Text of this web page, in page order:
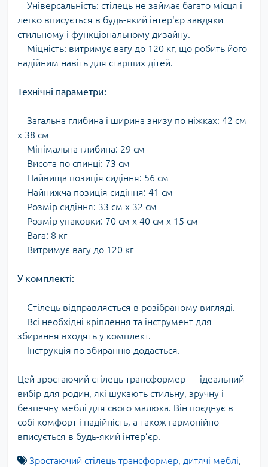
Універсальність: стілець не займає багато місця і
легко вписується в будь-який інтер'єр завдяки
стильному і функціональному дизайну.
Міцність: витримує вагу до 120 кг, що робить його
надійним навіть для старших дітей.
Технічні параметри:
Загальна глибина і ширина знизу по ніжках: 42 см
х 38 см
Мінімальна глибина: 29 см
Висота по спинці: 73 см
Найвища позиція сидіння: 56 см
Найнижча позиція сидіння: 41 см
Розмір сидіння: 33 см х 32 см
Розмір упаковки: 70 см х 40 см х 15 см
Вага: 8 кг
Витримує вагу до 120 кг
У комплекті:
Стілець відправляється в розібраному вигляді.
Всі необхідні кріплення та інструмент для
збирання входять у комплект.
Інструкція по збиранню додається.
Цей зростаючий стілець трансформер — ідеальний
вибір для родин, які шукають стильну, зручну і
безпечну меблі для свого малюка. Він поєднує в
собі комфорт і надійність, а також гармонійно
вписується в будь-який інтер’єр.
Зростаючий стілець трансформер, дитячі меблі,